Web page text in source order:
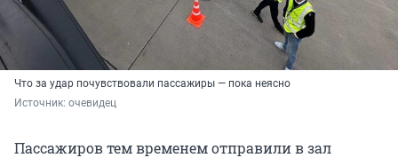
Что за удар почувствовали пассажиры — пока неясно
Источник: очевидец
Пассажиров тем временем отправили в зал